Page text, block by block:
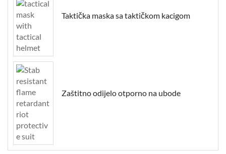
Taktička maska sa taktičkom kacigom
Zaštitno odijelo otporno na ubode